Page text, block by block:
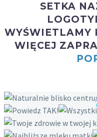
SETKA
WYŚWIETLAMY
WIĘCEJ